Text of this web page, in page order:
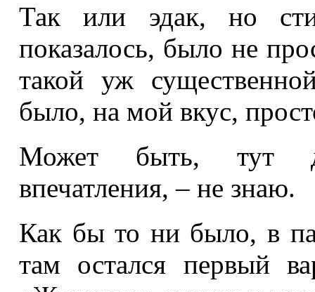
Так или эдак, но
показалось, было не
такой уж
было, на мой вкус,
Может быть, тут
впечатления, – не знаю.
Как бы то ни было, в
там остался первый